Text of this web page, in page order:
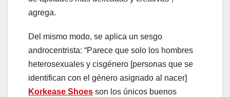
agrega.
Del mismo modo, se aplica un sesgo
androcentrista: “Parece que solo los hombres
heterosexuales y cisgénero [personas que se
identifican con el género asignado al nacer]
Korkease Shoes son los únicos buenos